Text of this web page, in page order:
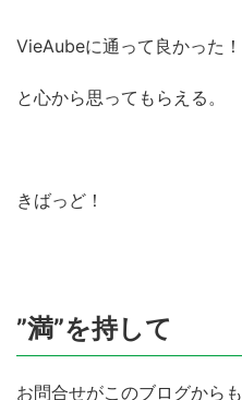
VieAubeに通って良かった！
と心から思ってもらえる。
きばっど！
”満”を持して
お問合せがこのブログからも